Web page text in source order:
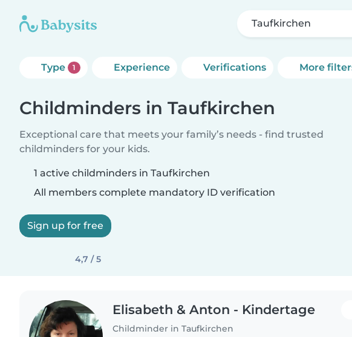
Taufkirchen
Type 1 Experience Verifications More
Childminders in Taufkirchen
Exceptional care that meets your family’s needs - find trusted
childminders for your kids.
1 active childminders in Taufkirchen
All members complete mandatory ID verification
Sign up for free
4,7 / 5
Elisabeth & Anton - Kindertage
Childminder in Taufkirchen